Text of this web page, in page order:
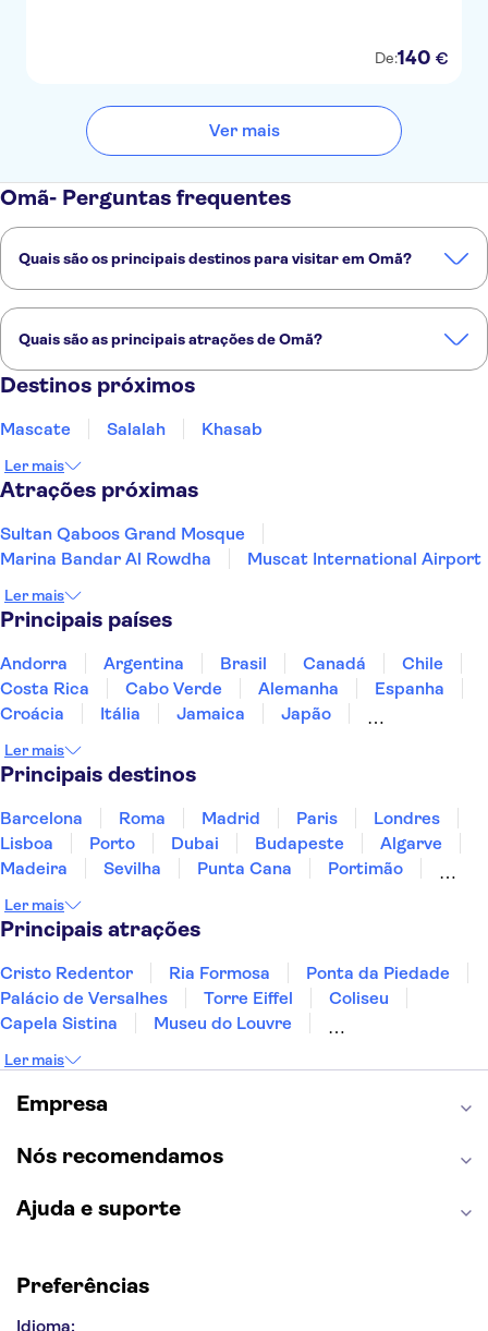
De:140 €
Ver mais
Omã- Perguntas frequentes
Quais são os principais destinos para visitar em Omã?
Mascate Salalah Khasab
Quais são as principais atrações de Omã?
Aqui estão as atrações imperdíveis de Omã:
Muscat International Airport
Destinos próximos
Mascate Salalah Khasab
Ler mais
Atrações próximas
Sultan Qaboos Grand Mosque
Marina Bandar Al Rowdha
Muscat International Airport
Ler mais
Principais países
Andorra Argentina Brasil Canadá
Chile
Costa Rica
Cabo Verde Alemanha
Espanha
Croácia
Itália Jamaica
Japão
Portugal
Singapura
Ler mais
Principais destinos
Barcelona Roma Madrid Paris
Londres
Lisboa
Porto Dubai Budapeste
Algarve
Madeira
Sevilha Punta Cana
Portimão
Sesimbra
Ler mais
Principais atrações
Cristo Redentor Ria Formosa
Ponta da Piedade
Palácio de Versalhes
Torre Eiffel
Coliseu
Capela Sistina
Museu do Louvre
Torre de Belém
Caminito del Rey
Castelo de São Jorge
Mosteiro dos Jerónimos
Ler mais
Empresa
Nós recomendamos
Ajuda e suporte
Preferências
Idioma: